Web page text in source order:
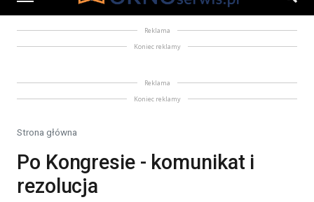
Reklama
Koniec reklamy
Reklama
Koniec reklamy
Strona główna
Po Kongresie - komunikat i
rezolucja